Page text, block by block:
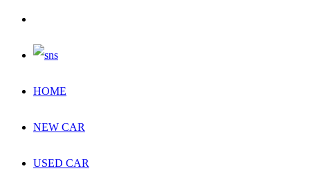
HOME
NEW CAR
USED CAR